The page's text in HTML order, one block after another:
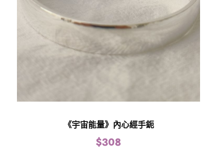
《宇宙能量》內心經手鈪
$308